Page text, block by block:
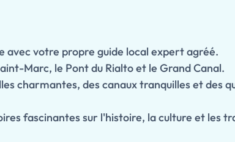
avec votre propre guide local expert agréé.
Marc, le Pont du Rialto et le Grand Canal.
charmantes, des canaux tranquilles et des
fascinantes sur l'histoire, la culture et les